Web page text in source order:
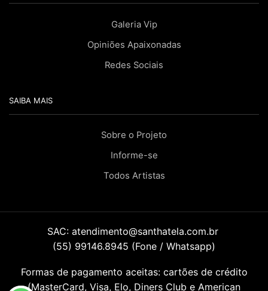
Galeria Vip
Opiniões Apaixonadas
Redes Sociais
SAIBA MAIS
Sobre o Projeto
Informe-se
Todos Artistas
SAC: atendimento@santhatela.com.br
(55) 99146.8945 (Fone / Whatsapp)
Formas de pagamento aceitas: cartões de crédito
(MasterCard, Visa, Elo, Diners Club e American